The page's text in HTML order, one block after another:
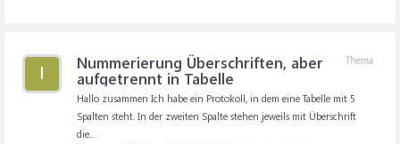
I
Thema
Nummerierung Überschriften, aber
aufgetrennt in Tabelle
Hallo zusammen Ich habe ein Protokoll, in dem eine Tabelle mit 5
Spalten steht. In der zweiten Spalte stehen jeweils mit Überschrift
die...